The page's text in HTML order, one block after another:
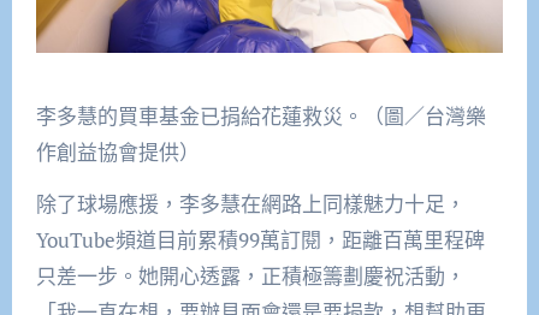
李多慧的買車基金已捐給花蓮救災。（圖／台灣樂
作創益協會提供）
除了球場應援，李多慧在網路上同樣魅力十足，
YouTube頻道目前累積99萬訂閱，距離百萬里程碑
只差一步。她開心透露，正積極籌劃慶祝活動，